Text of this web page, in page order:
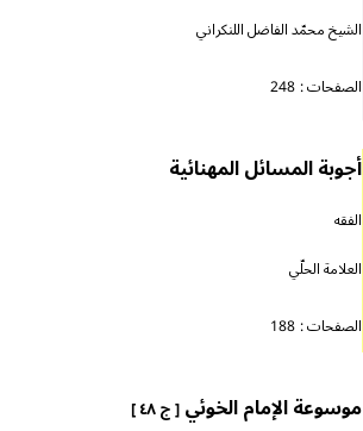
الشيخ محمّد الفاضل اللنكراني
الصفحات : 248
أجوبة المسائل المهنائية
الفقه
العلامة الحلّي
الصفحات : 188
موسوعة الإمام الخوئي[ ج ٤٨ ]